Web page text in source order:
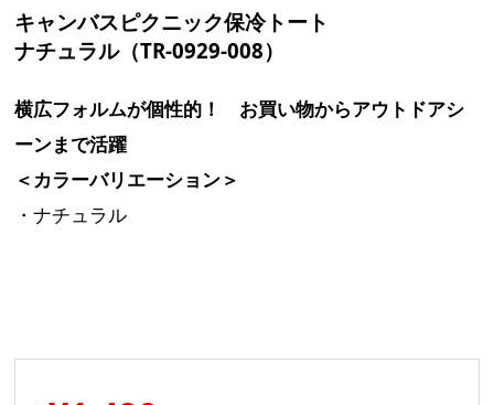
キャンバスピクニック保冷トート
ナチュラル（TR-0929-008）
横広フォルムが個性的！ お買い物からアウトドアシ
ーンまで活躍
＜カラーバリエーション＞
・ナチュラル